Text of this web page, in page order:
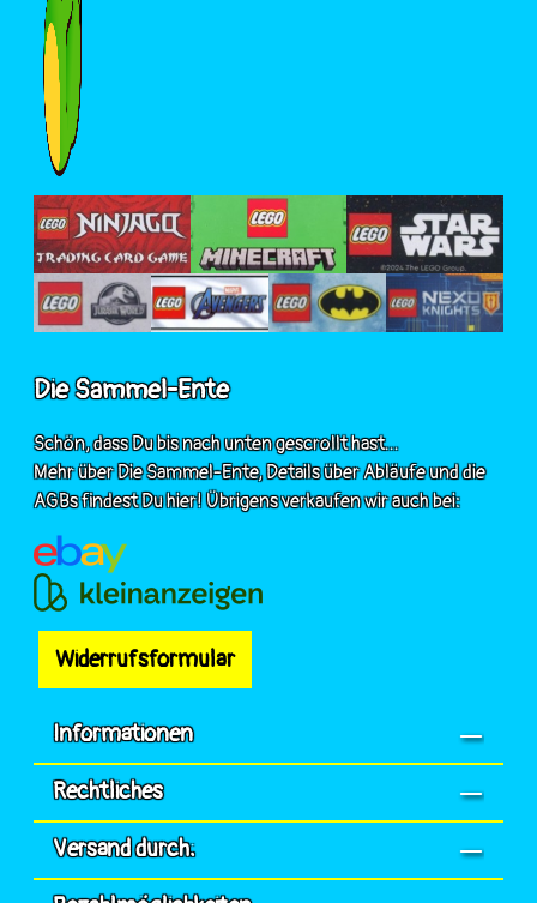
Die Sammel-Ente
Schön, dass Du bis nach unten gescrollt hast...
Mehr über Die Sammel-Ente, Details über Abläufe und die
AGBs findest Du hier! Übrigens verkaufen wir auch bei:
Widerrufsformular
Informationen
Rechtliches
Versand durch: